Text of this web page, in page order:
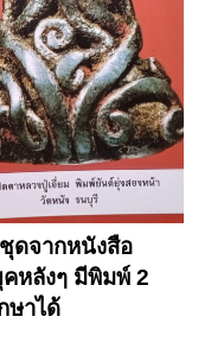
ดจากหนังสือ
หลังๆ มีพิมพ์ 2
ษาได้